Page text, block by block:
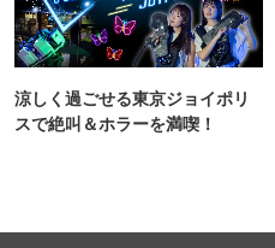
涼しく過ごせる東京ジョイポリ
スで絶叫＆ホラーを満喫！